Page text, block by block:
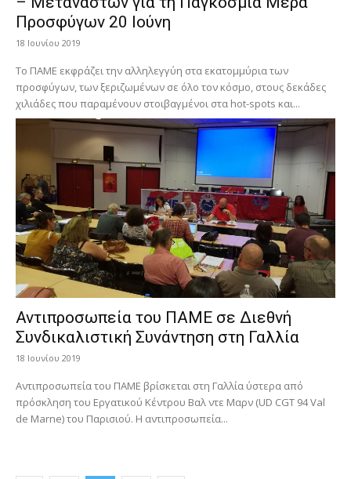
Προσφύγων 20 Ιούνη
18 Ιουνίου 2019
Το ΠΑΜΕ εκφράζει την αλληλεγγύη στα εκατομμύρια των
προσφύγων, των ξεριζωμένων σε όλο τον κόσμο, στους δεκάδες
χιλιάδες που παραμένουν στοιβαγμένοι στα hot-spots και...
Αντιπροσωπεία του ΠΑΜΕ σε Διεθνή
Συνδικαλιστική Συνάντηση στη Γαλλία
18 Ιουνίου 2019
Αντιπροσωπεία του ΠΑΜΕ βρίσκεται στη Γαλλία ύστερα από
πρόσκληση του Εργατικού Κέντρου Βαλ ντε Μαρν (UD CGT 94 Val
de Marne) του Παρισιού. Η αντιπροσωπεία...